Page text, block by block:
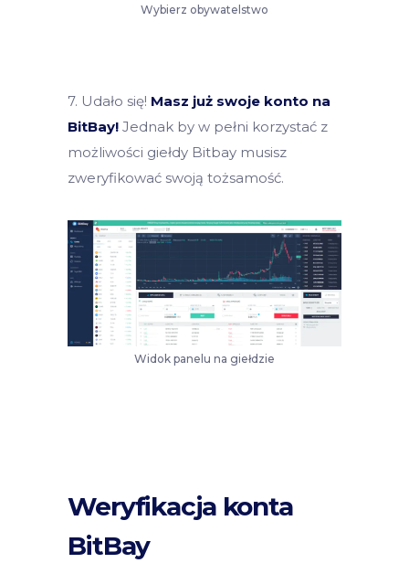
Wybierz obywatelstwo
7. Udało się! Masz już swoje konto na
BitBay! Jednak by w pełni korzystać z
możliwości giełdy Bitbay musisz
zweryfikować swoją tożsamość.
Widok panelu na giełdzie
Weryfikacja konta
BitBay